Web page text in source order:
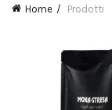
Home Prodotti